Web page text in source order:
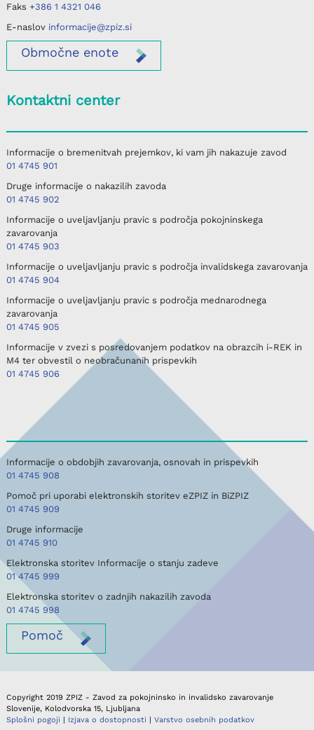
Faks +386 1 4321 046
E-naslov informacije@zpiz.si
Območneenote
Kontaktni center
Informacije o bremenitvah prejemkov, ki vam jih nakazuje zavod
01 4745 901
Druge informacije o nakazilih zavoda
01 4745 902
Informacije o uveljavljanju pravic s področja pokojninskega
zavarovanja
01 4745 903
Informacije o uveljavljanju pravic s področja invalidskega zavarovanja
01 4745 904
Informacije o uveljavljanju pravic s področja mednarodnega
zavarovanja
01 4745 905
Informacije v zvezi s posredovanjem podatkov na obrazcih i-REK in
M4 ter obvestil o neobračunanih prispevkih
01 4745 906
Informacije o obdobjih zavarovanja, osnovah in prispevkih
01 4745 908
Pomoč pri uporabi elektronskih storitev eZPIZ in BiZPIZ
01 4745 909
Druge informacije
01 4745 910
Elektronska storitev Informacije o stanju zadeve
01 4745 999
Elektronska storitev o zadnjih nakazilih zavoda
01 4745 998
Pomoč
Copyright 2019 ZPIZ - Zavod za pokojninsko in invalidsko zavarovanje
Slovenije, Kolodvorska 15, Ljubljana
Splošni pogoji | Izjava o dostopnosti | Varstvo osebnih podatkov